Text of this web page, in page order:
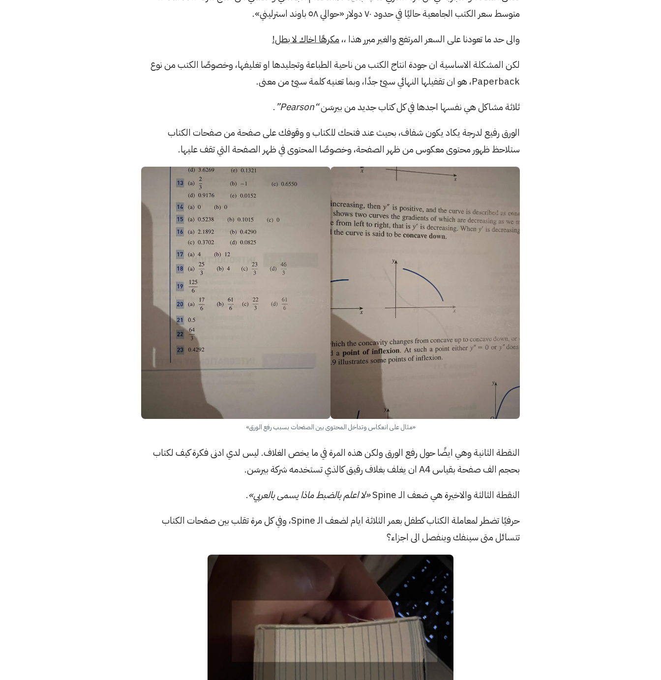
l
s
D
a
e
متوسط سعر الكتب الجامعية حاليًا في حدود ٧٠ دولار «حوالي ٥٨ باوند استرليني».
والى حد ما تعودنا على السعر المرتفع والغير مبرر هذا ،،مكرهًا اخاك لا بطل!
لكن المشكلة الاساسية ان جودة انتاج الكتب من ناحية الطباعة وتجليدها او تغليفها، وخصوصًا الكتب من نوع
Paperback، هو ان تقفيلها النهائي سيئ جدًا، وبما تعنيه كلمة سيئ من معنى.
ثلاثة مشاكل هي نفسها اجدها في كل كتاب جديد من بيرسَن“Pearson”
.
الورق رفيع لدرجة يكاد يكون شفاف، بحيث عند فتحك للكتاب و وقوفك على صفحة من صفحات الكتاب
ستلاحظ ظهور محتوى معكوس من ظهر الصفحة، وخصوصًا المحتوى في ظهر الصفحة التي تقف عليها.
«مثال على انعكاس وتداخل المحتوى بين الصفحات بسبب رفع الورق»
النقطة الثانية وهي ايضًا حول رفع الورق ولكن هذه المرة في ما يخص الغلاف. ليس لدي ادنى فكرة كيف لكتاب
بحجم الف صفحة بقياس A4 ان يغلف بغلاف رقيق كالذي تستخدمه شركة بيرسَن.
النقطة الثالثة والاخيرة هي ضعف الــ Spine
«لا اعلم بالضبط ماذا يسمى بالعربي».
حرفيًا تضطر لمعاملة الكتاب كطفل بعمر الثلاثة ايام لضعف الـ Spine، وفي كل مرة تقلب بين صفحات الكتاب
تتسائل متى سينفك وينفصل الى اجزاء؟